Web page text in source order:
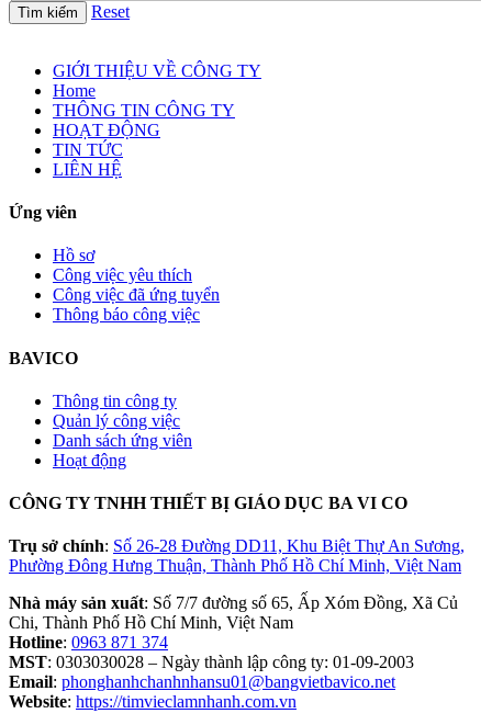
Tìm kiếm Reset
GIỚI THIỆU VỀ CÔNG TY
Home
THÔNG TIN CÔNG TY
HOẠT ĐỘNG
TIN TỨC
LIÊN HỆ
Ứng viên
Hồ sơ
Công việc yêu thích
Công việc đã ứng tuyển
Thông báo công việc
BAVICO
Thông tin công ty
Quản lý công việc
Danh sách ứng viên
Hoạt động
CÔNG TY TNHH THIẾT BỊ GIÁO DỤC BA VI CO
Trụ sở chính: Số 26-28 Đường DD11, Khu Biệt Thự An Sương,
Phường Đông Hưng Thuận, Thành Phố Hồ Chí Minh, Việt Nam
Nhà máy sản xuất: Số 7/7 đường số 65, Ấp Xóm Đồng, Xã Củ
Chi, Thành Phố Hồ Chí Minh, Việt Nam
Hotline: 0963 871 374
MST: 0303030028 – Ngày thành lập công ty: 01-09-2003
Email: phonghanhchanhnhansu01@bangvietbavico.net
Website: https://timvieclamnhanh.com.vn